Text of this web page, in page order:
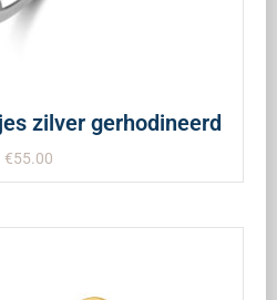
zilver gerhodineerd
€55.00